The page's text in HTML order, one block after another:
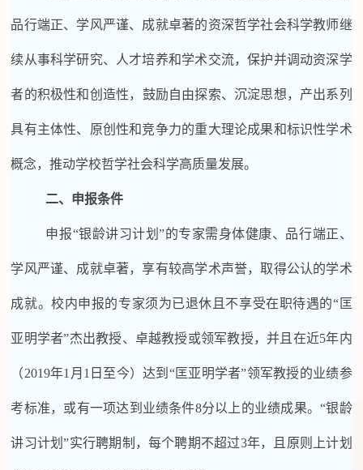
品行端正、学风严谨、成就卓著的资深哲学社会科学教师继
续从事科学研究、人才培养和学术交流，保护并调动资深学
者的积极性和创造性， 鼓励 自由探索、 沉淀思想， 产出系列
具有主体性、原创性和竞争力的重大理论成果和标识性学术
概念，推动学校哲学社会科学高质量发展。
二、 申报条件
申报“银龄讲习计划”的专家需身体健康、品行端正、
学风严谨、成就卓著，享有较高学术声誉，取得公认的学术
成就。校内申报的专家须为已退休且不享受在职待遇的“匡
亚明学者”杰出教授、卓越教授或领军教授，并且在近5年内
（2019年1月1日至今）达到“匡亚明学者”领军教授的业绩参
考标准，或有一项达到业绩条件8分以上的业绩成果。“银龄
讲习计划”实行聘期制，每个聘期不超过3年，且原则上计划